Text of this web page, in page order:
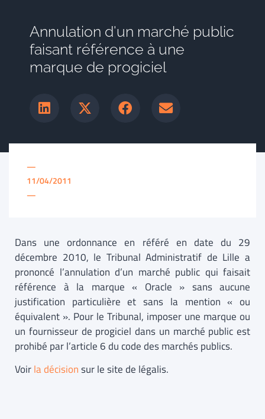
Annulation d'un marché public
faisant référence à une
marque de progiciel
—
11/04/2011
—
Dans une ordonnance en référé en date du 29
décembre 2010, le Tribunal Administratif de Lille a
prononcé l’annulation d’un marché public qui faisait
référence à la marque « Oracle » sans aucune
justification particulière et sans la mention « ou
équivalent ». Pour le Tribunal, imposer une marque ou
un fournisseur de progiciel dans un marché public est
prohibé par l’article 6 du code des marchés publics.
Voirla décisionsur le site de légalis.